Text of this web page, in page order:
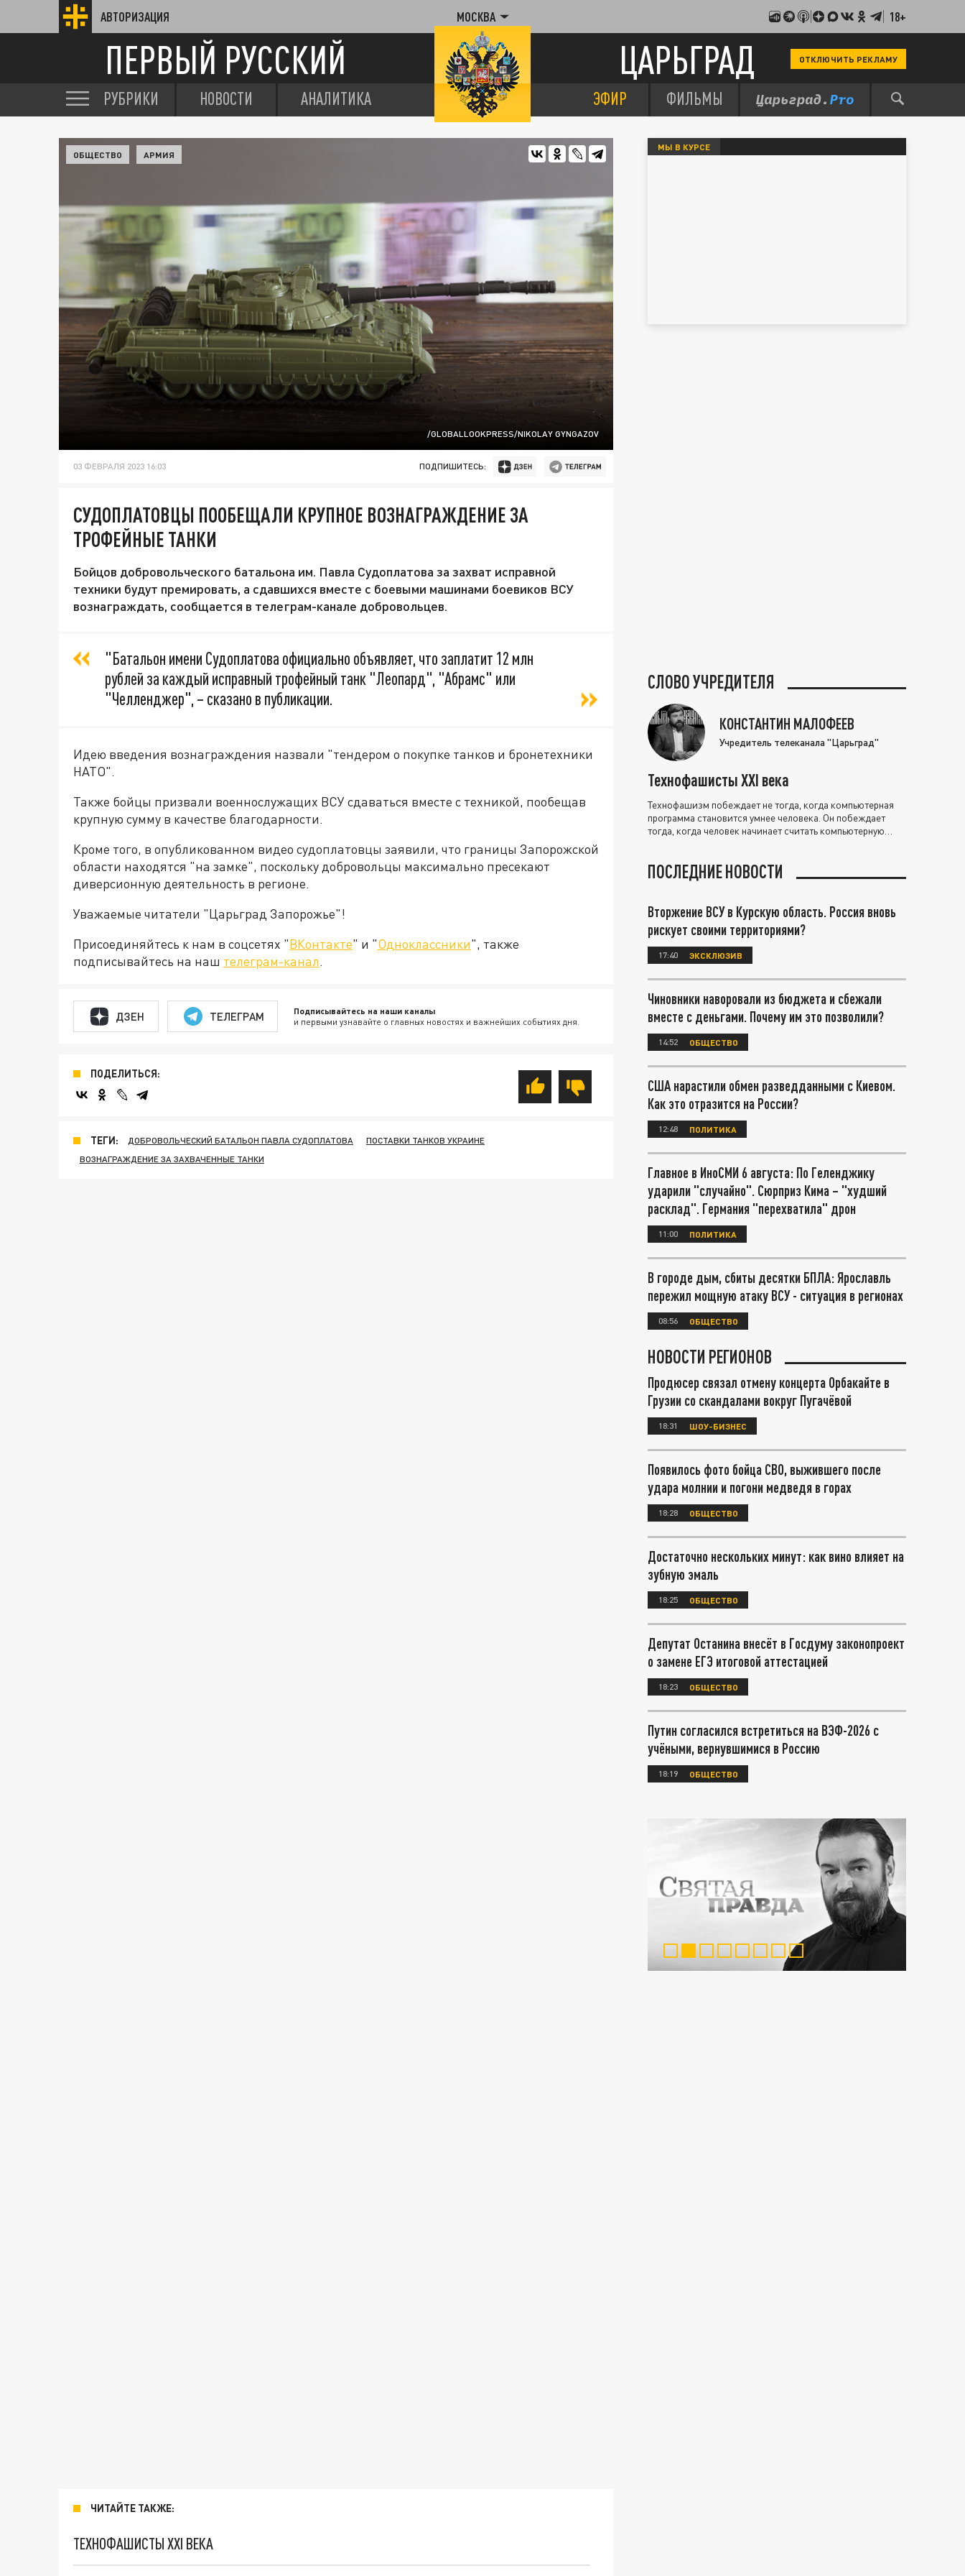
АВТОРИЗАЦИЯ МОСКВА 18+
ПЕРВЫЙ РУССКИЙ ЦАРЬГРАД ОТКЛЮЧИТЬ РЕКЛАМУ
РУБРИКИ НОВОСТИ АНАЛИТИКА ЭФИР ФИЛЬМЫ
/GLOBALLOOKPRESS/NIKOLAY GYNGAZOV
ОБЩЕСТВО АРМИЯ
03 ФЕВРАЛЯ 2023 16:03 ПОДПИШИТЕСЬ:
СУДОПЛАТОВЦЫ ПООБЕЩАЛИ КРУПНОЕ ВОЗНАГРАЖДЕНИЕ ЗА
ТРОФЕЙНЫЕ ТАНКИ
Бойцов добровольческого батальона им. Павла Судоплатова за захват исправной
техники будут премировать, а сдавшихся вместе с боевыми машинами боевиков ВСУ
вознаграждать, сообщается в телеграм-канале добровольцев.
"Батальон имени Судоплатова официально объявляет, что заплатит 12 млн
рублей за каждый исправный трофейный танк "Леопард", "Абрамс" или
"Челленджер", – сказано в публикации.
Идею введения вознаграждения назвали "тендером о покупке танков и бронетехники
НАТО".
Также бойцы призвали военнослужащих ВСУ сдаваться вместе с техникой, пообещав
крупную сумму в качестве благодарности.
Кроме того, в опубликованном видео судоплатовцы заявили, что границы Запорожской
области находятся "на замке", поскольку добровольцы максимально пресекают
диверсионную деятельность в регионе.
Уважаемые читатели "Царьград Запорожье"!
Присоединяйтесь к нам в соцсетях "ВКонтакте" и "Одноклассники", также
подписывайтесь на наш телеграм-канал.
ДЗЕН ТЕЛЕГРАМ Подписывайтесь на наши каналы
и первыми узнавайте о главных новостях и важнейших событиях дня.
ПОДЕЛИТЬСЯ:
ТЕГИ: ДОБРОВОЛЬЧЕСКИЙ БАТАЛЬОН ПАВЛА СУДОПЛАТОВА
ПОСТАВКИ ТАНКОВ УКРАИНЕ
ВОЗНАГРАЖДЕНИЕ ЗА ЗАХВАЧЕННЫЕ ТАНКИ
ЧИТАЙТЕ ТАКЖЕ:
ТЕХНОФАШИСТЫ XXI ВЕКА
МЫ В КУРСЕ
СЛОВО УЧРЕДИТЕЛЯ
КОНСТАНТИН МАЛОФЕЕВ
Учредитель телеканала "Царьград"
Технофашисты XXI века
Технофашизм побеждает не тогда, когда компьютерная
программа становится умнее человека. Он побеждает
тогда, когда человек начинает считать компьютерную
ПОСЛЕДНИЕ НОВОСТИ
Вторжение ВСУ в Курскую область. Россия вновь
рискует своими территориями?
17:40 ЭКСКЛЮЗИВ
Чиновники наворовали из бюджета и сбежали
вместе с деньгами. Почему им это позволили?
14:52 ОБЩЕСТВО
США нарастили обмен разведданными с Киевом.
Как это отразится на России?
12:48 ПОЛИТИКА
Главное в ИноСМИ 6 августа: По Геленджику
ударили "случайно". Сюрприз Кима – "худший
расклад". Германия "перехватила" дрон
11:00 ПОЛИТИКА
В городе дым, сбиты десятки БПЛА: Ярославль
пережил мощную атаку ВСУ - ситуация в регионах
08:56 ОБЩЕСТВО
НОВОСТИ РЕГИОНОВ
Продюсер связал отмену концерта Орбакайте в
Грузии со скандалами вокруг Пугачёвой
18:31 ШОУ-БИЗНЕС
Появилось фото бойца СВО, выжившего после
удара молнии и погони медведя в горах
18:28 ОБЩЕСТВО
Достаточно нескольких минут: как вино влияет на
зубную эмаль
18:25 ОБЩЕСТВО
Депутат Останина внесёт в Госдуму законопроект
о замене ЕГЭ итоговой аттестацией
18:23 ОБЩЕСТВО
Путин согласился встретиться на ВЭФ-2026 с
учёными, вернувшимися в Россию
18:19 ОБЩЕСТВО